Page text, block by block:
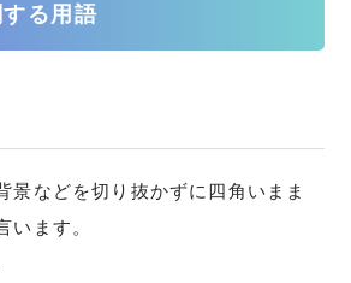
る用語
景などを切り抜かずに四角いまま
います。